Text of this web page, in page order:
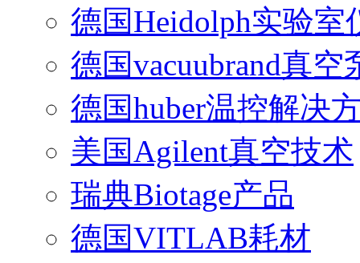
德国Heidolph实验室
德国vacuubrand真空
德国huber温控解决
美国Agilent真空技术
瑞典Biotage产品
德国VITLAB耗材